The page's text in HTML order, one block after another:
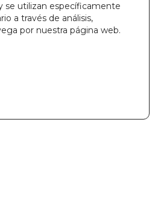
se utilizan específicamente
a través de análisis,
por nuestra página web.
a la cesta